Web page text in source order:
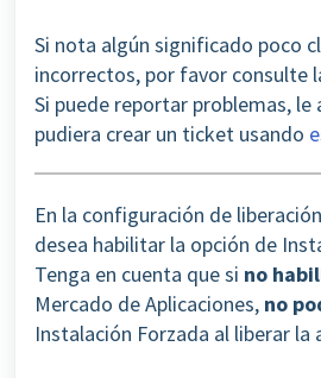
Si nota algún significado poco
incorrectos, por favor consulte
Si puede reportar problemas, le
pudiera crear un ticket usando
En la configuración de
desea habilitar la opción de
Tenga en cuenta que si no
Mercado de Aplicaciones, no
Instalación Forzada al liberar la